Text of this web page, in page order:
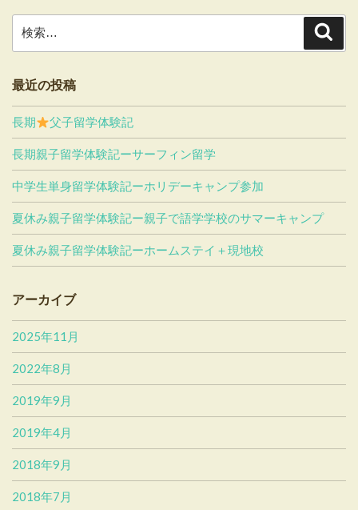
索:
索
最近の投稿
長期 父子留学体験記
長期親子留学体験記ーサーフィン留学
中学生単身留学体験記ーホリデーキャンプ参加
夏休み親子留学体験記ー親子で語学学校のサマーキャンプ
夏休み親子留学体験記ーホームステイ＋現地校
アーカイブ
2025年11月
2022年8月
2019年9月
2019年4月
2018年9月
2018年7月